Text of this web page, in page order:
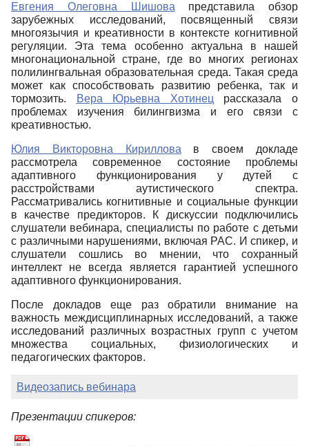
Евгения Олеговна Шишовапредставила обзор
зарубежных исследований, посвященный связи
многоязычия и креативности в контексте когнитивной
регуляции. Эта тема особенно актуальна в нашей
многонациональной стране, где во многих регионах
полилингвальная образовательная среда. Такая среда
может как способствовать развитию ребенка, так и
тормозить.
Вера Юрьевна Хотинецрассказала о
проблемах изучения билингвизма и его связи с
креативностью.
Юлия Викторовна Кирилловав своем докладе
рассмотрела современное состояние проблемы
адаптивного функционирования у дутей с
расстройствами аутистического спектра.
Рассматривались когнитивные и социальные функции
в качестве предикторов. К дискуссии подключились
слушатели вебинара, специалисты по работе с детьми
с различными нарушениями, включая РАС. И спикер, и
слушатели сошлись во мнении, что сохранный
интеллект не всегда является гарантией успешного
адаптивного функционирования.
После докладов еще раз обратили внимание на
важность междисциплинарных исследований, а также
исследований различных возрастных групп с учетом
множества социальных, физиологических и
педагогических факторов.
Видеозапись вебинара
Презентации спикеров: